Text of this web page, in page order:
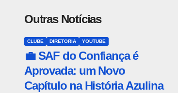
Outras Notícias
CLUBE DIRETORIA YOUTUBE
💼 SAF do Confiança é
Aprovada: um Novo
Capítulo na História Azulina